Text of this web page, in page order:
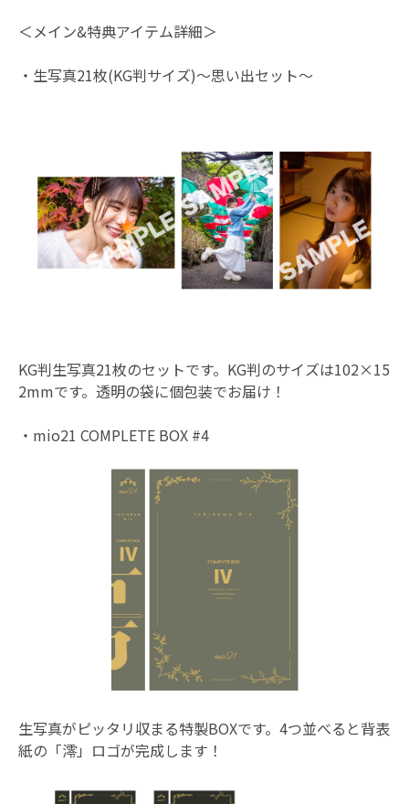
＜メイン&特典アイテム詳細＞
・生写真21枚(KG判サイズ)〜思い出セット〜
KG判生写真21枚のセットです。KG判のサイズは102×15
2mmです。透明の袋に個包装でお届け！
・mio21 COMPLETE BOX #4
生写真がピッタリ収まる特製BOXです。4つ並べると背表
紙の「澪」ロゴが完成します！